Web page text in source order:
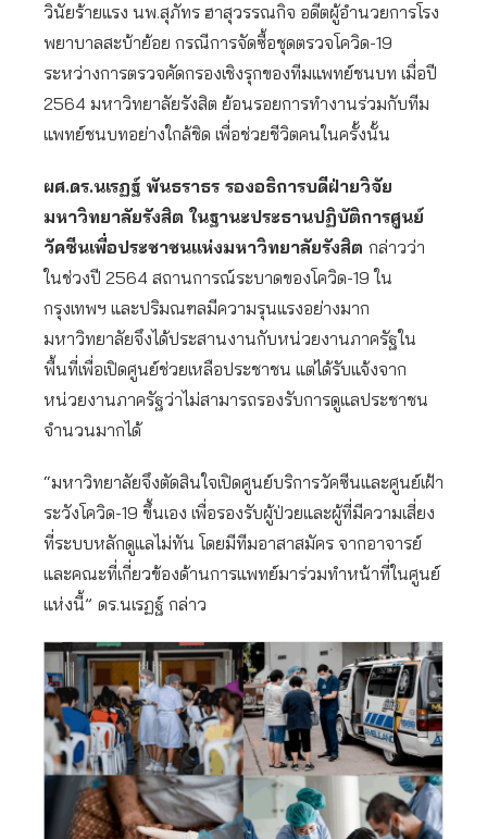
วินัยร้ายแรง นพ.สุภัทร ฮาสุวรรณกิจ อดีตผู้อำนวยการโรง
พยาบาลสะบ้าย้อย กรณีการจัดซื้อชุดตรวจโควิด-19
ระหว่างการตรวจคัดกรองเชิงรุกของทีมแพทย์ชนบท เมื่อปี
2564 มหาวิทยาลัยรังสิต ย้อนรอยการทำงานร่วมกับทีม
แพทย์ชนบทอย่างใกล้ชิด เพื่อช่วยชีวิตคนในครั้งนั้น
ผศ.ดร.นเรฏฐ์ พันธราธร รองอธิการบดีฝ่ายวิจัย
มหาวิทยาลัยรังสิต ในฐานะประธานปฏิบัติการศูนย์
วัคซีนเพื่อประชาชนแห่งมหาวิทยาลัยรังสิต กล่าวว่า
ในช่วงปี 2564 สถานการณ์ระบาดของโควิด-19 ใน
กรุงเทพฯ และปริมณฑลมีความรุนแรงอย่างมาก
มหาวิทยาลัยจึงได้ประสานงานกับหน่วยงานภาครัฐใน
พื้นที่เพื่อเปิดศูนย์ช่วยเหลือประชาชน แต่ได้รับแจ้งจาก
หน่วยงานภาครัฐว่าไม่สามารถรองรับการดูแลประชาชน
จำนวนมากได้
“มหาวิทยาลัยจึงตัดสินใจเปิดศูนย์บริการวัคซีนและศูนย์เฝ้า
ระวังโควิด-19 ขึ้นเอง เพื่อรองรับผู้ป่วยและผู้ที่มีความเสี่ยง
ที่ระบบหลักดูแลไม่ทัน โดยมีทีมอาสาสมัคร จากอาจารย์
และคณะที่เกี่ยวข้องด้านการแพทย์มาร่วมทำหน้าที่ในศูนย์
แห่งนี้” ดร.นเรฏฐ์ กล่าว